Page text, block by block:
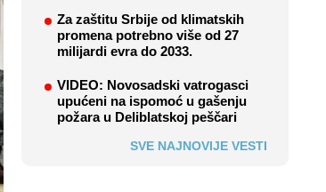
Za zaštitu Srbije od klimatskih
promena potrebno više od 27
milijardi evra do 2033.
VIDEO: Novosadski vatrogasci
upućeni na ispomoć u gašenju
požara u Deliblatskoj peščari
SVE NAJNOVIJE VESTI